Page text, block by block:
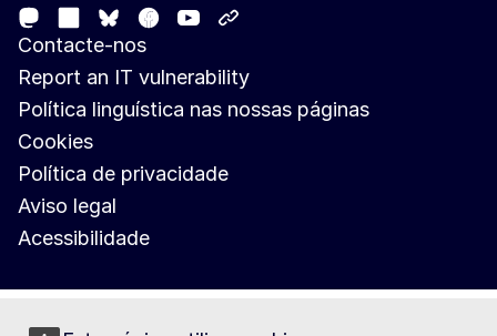
MastodonLinkedIn
Bluesky
Facebook
Youtube
Contacte-nos
Report an IT vulnerability
Política linguística nas nossas páginas
Cookies
Política de privacidade
Aviso legal
Acessibilidade